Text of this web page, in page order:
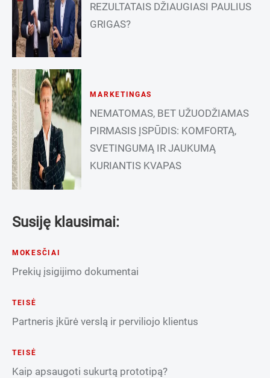
REZULTATAIS DŽIAUGIASI PAULIUS
GRIGAS?
MARKETINGAS
NEMATOMAS, BET UŽUODŽIAMAS
PIRMASIS ĮSPŪDIS: KOMFORTĄ,
SVETINGUMĄ IR JAUKUMĄ
KURIANTIS KVAPAS
Susiję klausimai:
MOKESČIAI
Prekių įsigijimo dokumentai
TEISĖ
Partneris įkūrė verslą ir perviliojo klientus
TEISĖ
Kaip apsaugoti sukurtą prototipą?